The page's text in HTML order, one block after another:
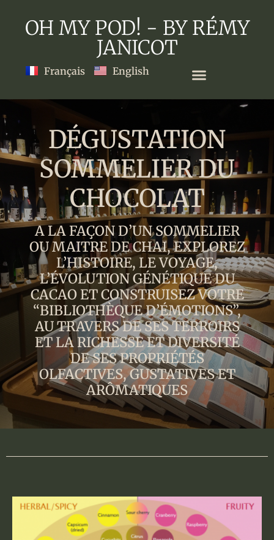
OH MY POD! - BY RÉMY
JANICOT
Français English
DÉGUSTATION
SOMMELIER DU
CHOCOLAT
A LA FAÇON D’UN SOMMELIER
OU MAITRE DE CHAI, EXPLOREZ
L’HISTOIRE, LE VOYAGE,
L’ÉVOLUTION GÉNÉTIQUE DU
CACAO ET CONSTRUISEZ VOTRE
“BIBLIOTHÈQUE D’ÉMOTIONS”,
AU TRAVERS DE SES TERROIRS
ET LA RICHESSE ET DIVERSITÉ
DE SES PROPRIÉTÉS
OLFACTIVES, GUSTATIVES ET
ARÔMATIQUES